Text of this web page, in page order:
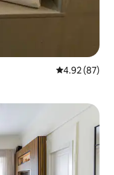
Calificación
4.92 (87)